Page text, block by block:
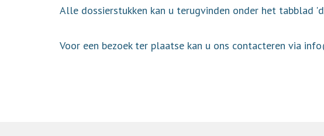
Alle dossierstukken kan u terugvinden onder het tabblad
Voor een bezoek ter plaatse kan u ons contacteren via